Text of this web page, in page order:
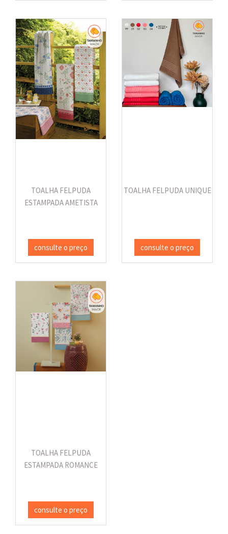
TOALHA FELPUDA
ESTAMPADA AMETISTA
consulte o preço
TOALHA FELPUDA UNIQUE
consulte o preço
TOALHA FELPUDA
ESTAMPADA ROMANCE
consulte o preço